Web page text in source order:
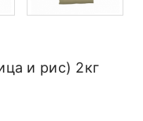
и рис) 2кг